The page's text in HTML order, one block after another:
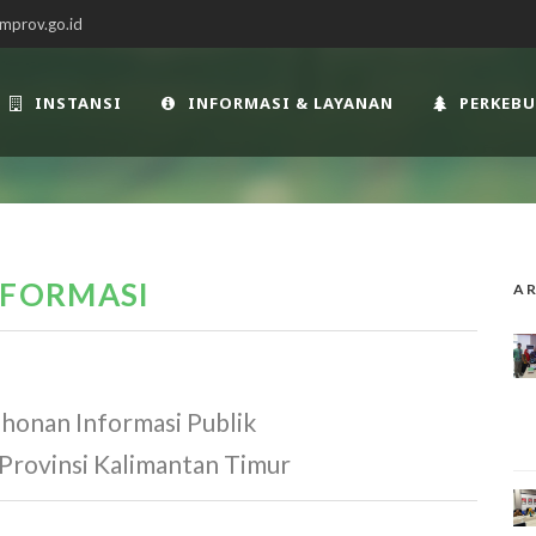
INSTANSI INFORMASI & LAYANAN
Informasi Publik
Kalimantan Timur